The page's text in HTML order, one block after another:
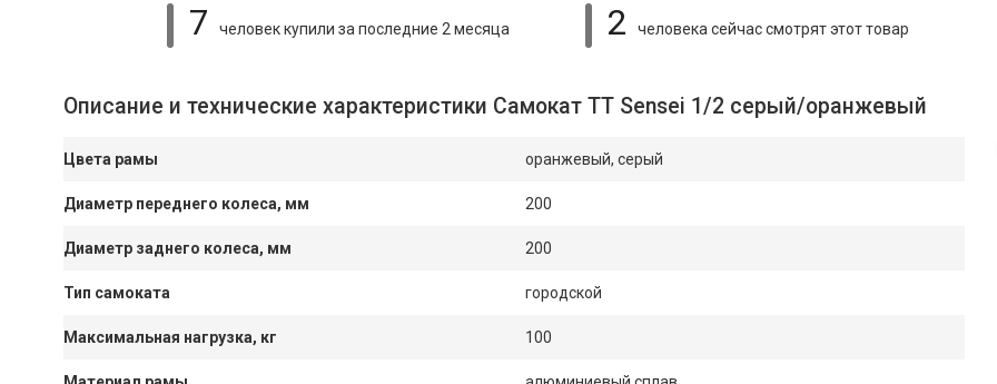
7 человек купили за последние 2 месяца 2 человека сейчас смотрятэтот товар
Описание и технические характеристики Самокат ТТ Sensei 1/2 серый/оранжевый
Цвета рамы оранжевый, серый
Диаметр переднего колеса, мм 200
Диаметр заднего колеса, мм 200
Тип самоката городской
Максимальная нагрузка, кг 100